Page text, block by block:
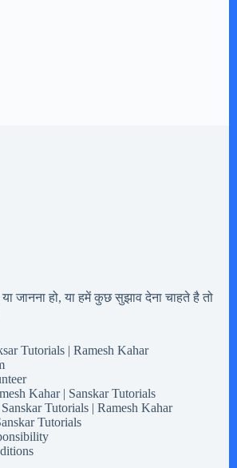
जानना हो, या हमें कुछ सुझाव देना चाहते है तो
Tutorials | Ramesh Kahar
Kahar | Sanskar Tutorials
Tutorials | Ramesh Kahar
Tutorials